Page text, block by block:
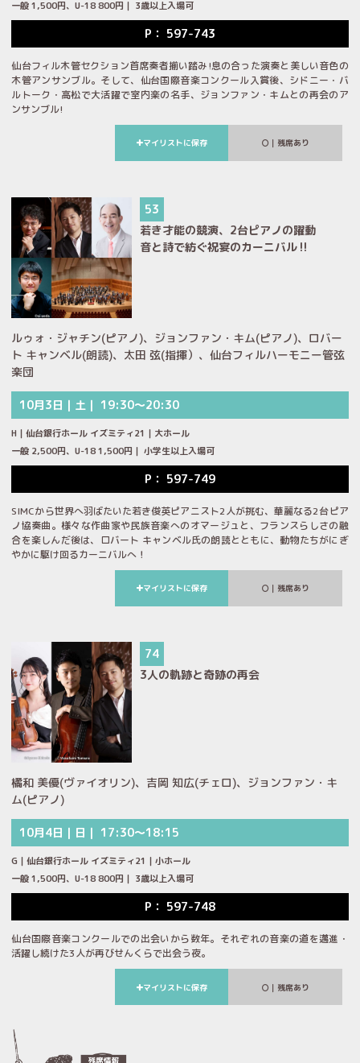
一般 1,500円、U-18 800円｜ 3歳以上入場可
P： 597-743
仙台フィル木管セクション首席奏者揃い踏み!息の合った演奏と美しい音色の
木管アンサンブル。そして、仙台国際音楽コンクール入賞後、シドニー・バ
ルトーク・高松で大活躍で室内楽の名手、ジョンファン・キムとの再会のア
ンサンブル!
マイリストに保存 ｜残席あり
53
若き才能の競演、2台ピアノの躍動
音と詩で紡ぐ祝宴のカーニバル‼
ルゥォ・ジャチン(ピアノ)、ジョンファン・キム(ピアノ)、ロバー
ト キャンベル(朗読)、太田 弦(指揮）、仙台フィルハーモニー管弦
楽団
10月3日｜土｜ 19:30～20:30
H｜仙台銀行ホール イズミティ21｜大ホール
一般 2,500円、U-18 1,500円｜ 小学生以上入場可
P： 597-749
SIMCから世界へ羽ばたいた若き俊英ピアニスト2人が挑む、華麗なる2台ピア
ノ協奏曲。様々な作曲家や民族音楽へのオマージュと、フランスらしさの融
合を楽しんだ後は、ロバート キャンベル氏の朗読とともに、動物たちがにぎ
やかに駆け回るカーニバルへ！
マイリストに保存 ｜残席あり
74
3人の軌跡と奇跡の再会
橘和 美優(ヴァイオリン)、吉岡 知広(チェロ)、ジョンファン・キ
ム(ピアノ)
10月4日｜日｜ 17:30～18:15
G｜仙台銀行ホール イズミティ21｜小ホール
一般 1,500円、U-18 800円｜ 3歳以上入場可
P： 597-748
仙台国際音楽コンクールでの出会いから数年。それぞれの音楽の道を邁進・
活躍し続けた3人が再びせんくらで出会う夜。
マイリストに保存 ｜残席あり